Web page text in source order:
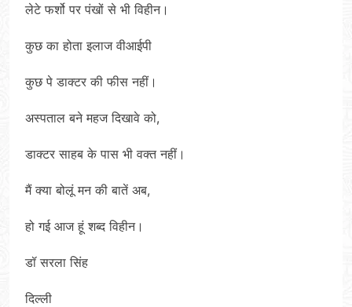
लेटे फर्शो पर‌ पंखों से भी विहीन।
कुछ का होता इलाज वीआईपी
कुछ पे डाक्टर की फीस नहीं।
अस्पताल बने महज दिखावे को,
डाक्टर साहब के पास भी वक्त नहीं।
मैं क्या बोलूं मन की बातें अब,
हो गई आज हूं शब्द विहीन।
डॉ सरला सिंह
दिल्ली